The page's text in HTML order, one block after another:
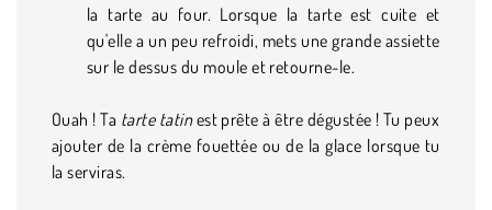
la tarte au four. Lorsque la tarte est cuite et
qu'elle a un peu refroidi, mets une grande assiette
sur le dessus du moule et retourne-le.
Ouah ! Ta tarte tatinest prête à être dégustée ! Tu peux
ajouter de la crème fouettée ou de la glace lorsque tu
la serviras.